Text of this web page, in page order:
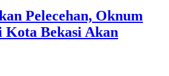
Pelecehan, Oknum
Bekasi Akan